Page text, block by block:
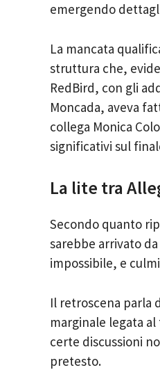
emergendo
La mancata
struttura che,
RedBird, con gli
Moncada, aveva
collega Monica
significativi sul
La lite tra
Secondo quanto
sarebbe arrivato
impossibile, e
Il retroscena parla
marginale legata
certe discussioni
pretesto.